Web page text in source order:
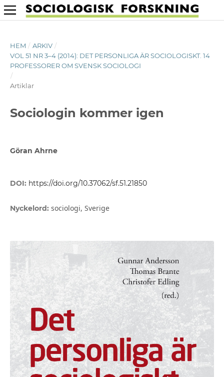
HEM / ARKIV /
VOL 51 NR 3–4 (2014): DET PERSONLIGA ÄR SOCIOLOGISKT. 14
PROFESSORER OM SVENSK SOCIOLOGI
/
Artiklar
Sociologin kommer igen
Göran Ahrne
DOI: https://doi.org/10.37062/sf.51.21850
Nyckelord: sociologi, Sverige